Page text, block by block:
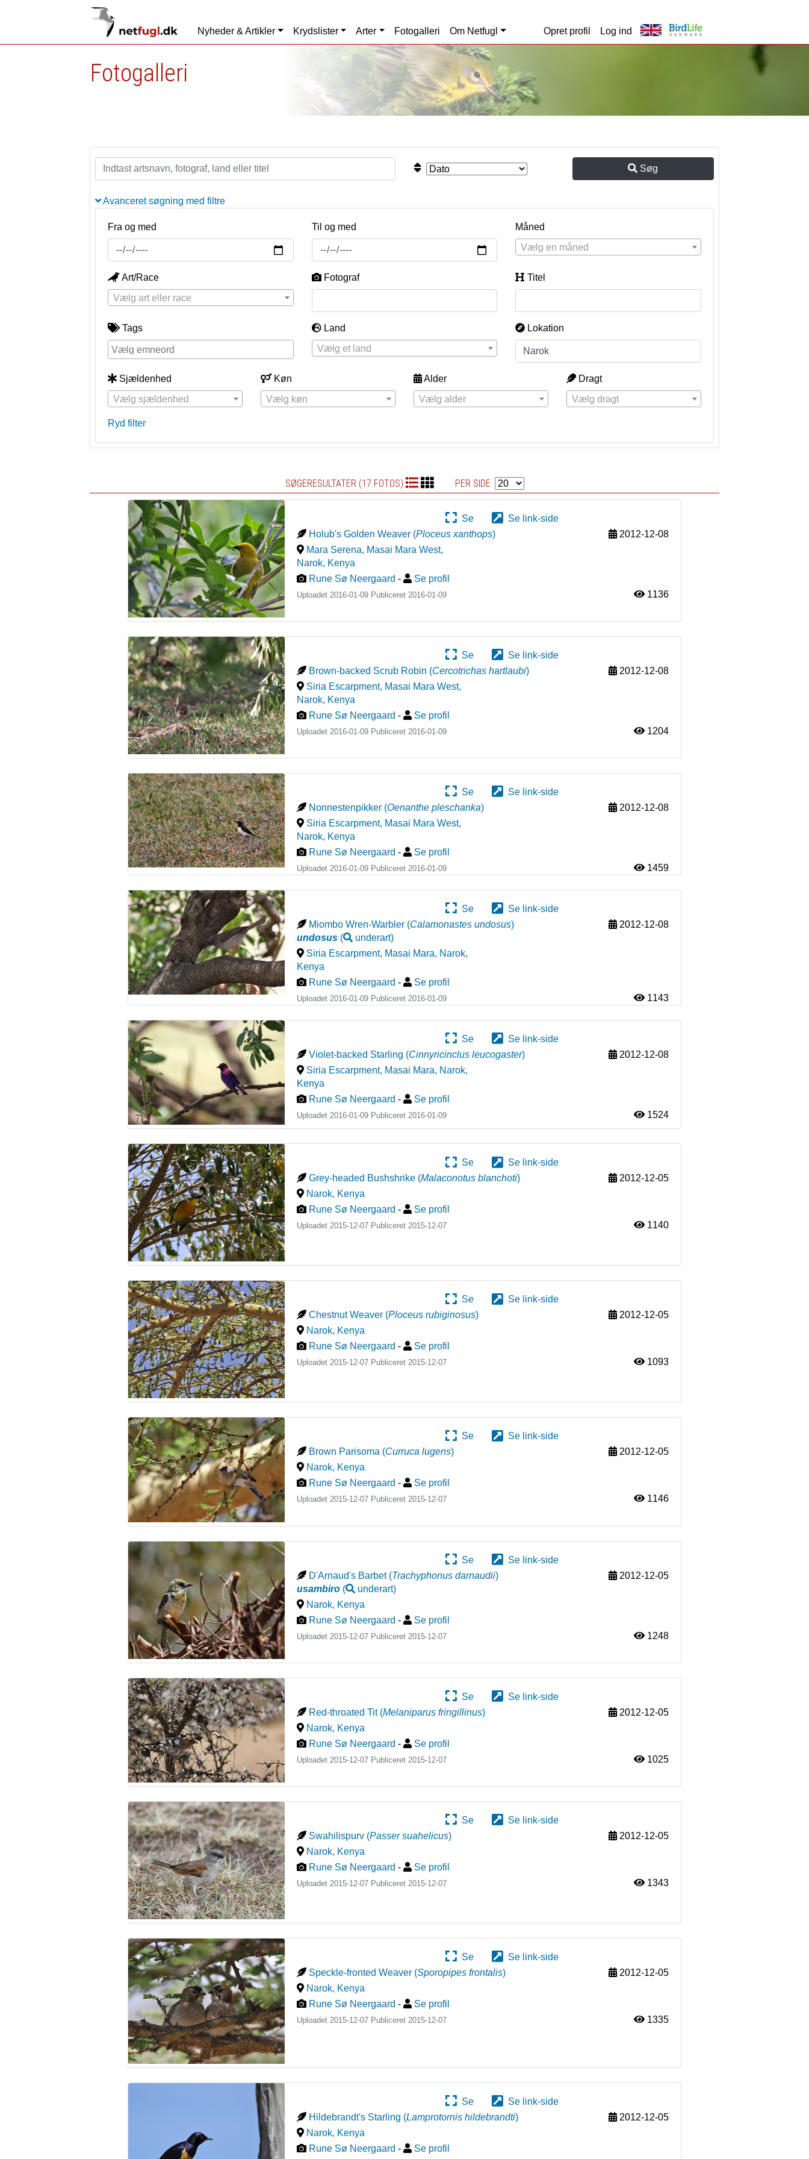
Nyheder & Artikler Krydslister Arter Fotogalleri Om Netfugl Opret profil Log ind
Fotogalleri
Søg
Avanceret søgning med filtre
Fra og med Til og med
Måned
Vælg en måned
Art/Race
Vælg art eller race
Fotograf Titel
Tags
Land
Vælg et land
Lokation
Sjældenhed
Vælg sjældenhed
Køn
Vælg køn
Alder
Vælg alder
Dragt
Vælg dragt
Ryd filter
SØGERESULTATER (17 FOTOS) PER SIDE:
Se
Se link-side
Holub's Golden Weaver (Ploceus xanthops)
2012-12-08
Mara Serena, Masai Mara West,
Narok, Kenya
Rune Sø Neergaard - Se profil
Uploadet 2016-01-09 Publiceret2016-01-09 1136
Se
Se link-side
Brown-backed Scrub Robin (Cercotrichas hartlaubi)
2012-12-08
Siria Escarpment, Masai Mara West,
Narok, Kenya
Rune Sø Neergaard - Se profil
Uploadet 2016-01-09 Publiceret2016-01-09 1204
Se
Se link-side
Nonnestenpikker (Oenanthe pleschanka)
2012-12-08
Siria Escarpment, Masai Mara West,
Narok, Kenya
Rune Sø Neergaard - Se profil
Uploadet 2016-01-09 Publiceret2016-01-09 1459
Se
Se link-side
Miombo Wren-Warbler (Calamonastes undosus)
undosus ( underart)
2012-12-08
Siria Escarpment, Masai Mara, Narok,
Kenya
Rune Sø Neergaard - Se profil
Uploadet 2016-01-09 Publiceret2016-01-09 1143
Se
Se link-side
Violet-backed Starling (Cinnyricinclus leucogaster)
2012-12-08
Siria Escarpment, Masai Mara, Narok,
Kenya
Rune Sø Neergaard - Se profil
Uploadet 2016-01-09 Publiceret2016-01-09 1524
Se
Se link-side
Grey-headed Bushshrike (Malaconotus blanchoti)
2012-12-05
Narok, Kenya
Rune Sø Neergaard - Se profil
Uploadet 2015-12-07 Publiceret2015-12-07 1140
Se
Se link-side
Chestnut Weaver (Ploceus rubiginosus)
2012-12-05
Narok, Kenya
Rune Sø Neergaard - Se profil
Uploadet 2015-12-07 Publiceret2015-12-07 1093
Se
Se link-side
Brown Parisoma (Curruca lugens)
2012-12-05
Narok, Kenya
Rune Sø Neergaard - Se profil
Uploadet 2015-12-07 Publiceret2015-12-07 1146
Se
Se link-side
D'Arnaud's Barbet (Trachyphonus darnaudii)
usambiro ( underart)
2012-12-05
Narok, Kenya
Rune Sø Neergaard - Se profil
Uploadet 2015-12-07 Publiceret 2015-12-07 1248
Se
Se link-side
Red-throated Tit (Melaniparus fringillinus)
2012-12-05
Narok, Kenya
Rune Sø Neergaard - Se profil
Uploadet 2015-12-07 Publiceret 2015-12-07 1025
Se
Se link-side
Swahilispurv (Passer suahelicus)
2012-12-05
Narok, Kenya
Rune Sø Neergaard - Se profil
Uploadet 2015-12-07 Publiceret2015-12-07 1343
Se
Se link-side
Speckle-fronted Weaver (Sporopipes frontalis)
2012-12-05
Narok, Kenya
Rune Sø Neergaard - Se profil
Uploadet 2015-12-07 Publiceret2015-12-07 1335
Se
Se link-side
Hildebrandt's Starling (Lamprotornis hildebrandti)
2012-12-05
Narok, Kenya
Rune Sø Neergaard - Se profil